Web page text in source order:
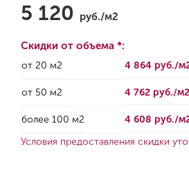
5 120 руб./м2
Скидки от объема *:
от 20 м2 4 864 руб./
от 50 м2 4 762 руб./м2
более 100 м2 4 608 руб./
Условия предоставления скидки